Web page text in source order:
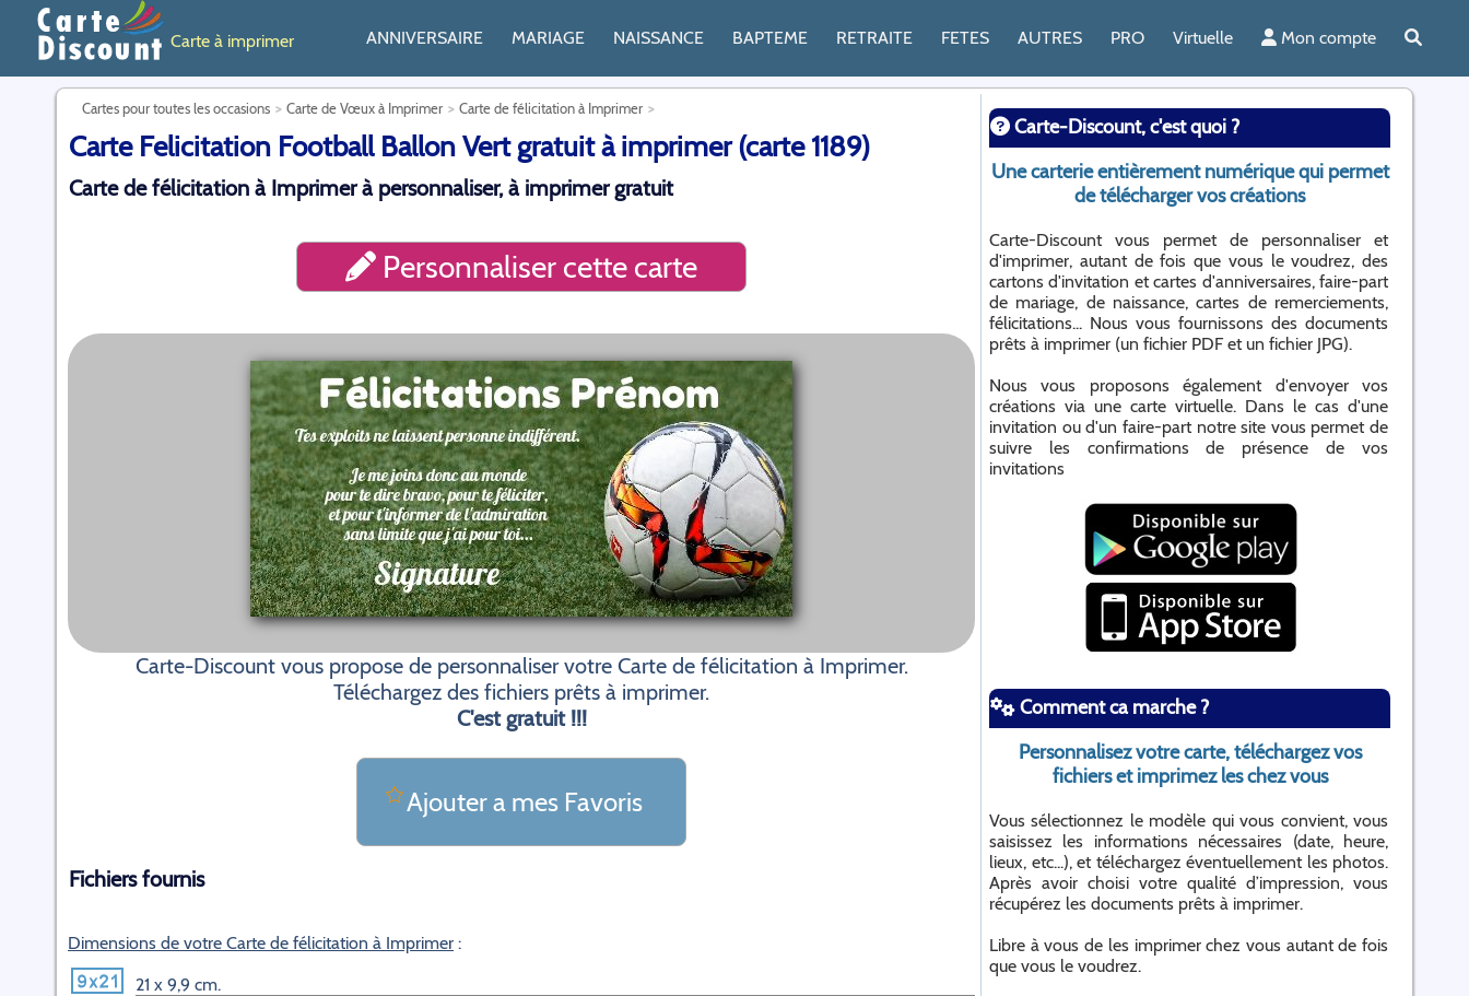
Carte à imprimer ANNIVERSAIRE MARIAGE NAISSANCE BAPTEME RETRAITE FETES AUTRES PRO Virtuelle Mon compte
Cartes pour toutes les occasions Carte de Vœux à Imprimer Carte de félicitation à Imprimer
Carte Felicitation Football Ballon Vert gratuit à imprimer (carte 1189)
Carte de félicitation à Imprimer à personnaliser, à imprimer gratuit
Personnaliser cette carte
Carte-Discount vous propose de personnaliser votre Carte de félicitation à Imprimer.
Téléchargez des fichiers prêts à imprimer.
C'est gratuit !!!
Ajouter a mes Favoris
Fichiers fournis
Dimensions de votre Carte de félicitation à Imprimer :
21 x 9,9 cm.
Carte-Discount, c'est quoi ?
Une carterie entièrement numérique qui permet
de télécharger vos créations
Carte-Discount vous permet de personnaliser et
d'imprimer, autant de fois que vous le voudrez, des
cartons d'invitation et cartes d'anniversaires, faire-part
de mariage, de naissance, cartes de remerciements,
félicitations... Nous vous fournissons des documents
prêts à imprimer (un fichier PDF et un fichier JPG).
Nous vous proposons également d'envoyer vos
créations via une carte virtuelle. Dans le cas d'une
invitation ou d'un faire-part notre site vous permet de
suivre les confirmations de présence de vos
invitations
Comment ca marche ?
Personnalisez votre carte, téléchargez vos
fichiers et imprimez les chez vous
Vous sélectionnez le modèle qui vous convient, vous
saisissez les informations nécessaires (date, heure,
lieux, etc...), et téléchargez éventuellement les photos.
Après avoir choisi votre qualité d’impression, vous
récupérez les documents prêts à imprimer.
Libre à vous de les imprimer chez vous autant de fois
que vous le voudrez.